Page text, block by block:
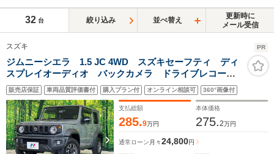
32 台 絞り込み 並べ替え
更新時に
メール受信
スズキ PR
ジムニーシエラ 1.5 JC 4WD スズキセーフティ ディ
スプレイオーディオ バックカメラ ドライブレコーダ
ー 禁煙車 ETC クリアランスソナー LEDヘッドラ
イト スマートキー クルーズコントロール 純正15イ
ンチアルミホイール
販売店保証 車両品質評価書付 購入プラン付 オンライン相談可 360°画像付
支払総額
285.9万円
本体価格
275.2万円
通常ローン 月々24,800円